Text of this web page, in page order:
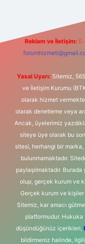
Reklam ve İletişim:
Yasal Uyarı: Sitemiz,
ve İletişim Kurumu
olarak hizmet
olarak denetleme veya
Ancak, üyelerimiz
siteye üye olarak bu
sitesi, herhangi bir marka,
bulunmamaktadır.
paylaşılmaktadır.
olup, gerçek kurum ve
Gerçek kurum ve
Sitemiz, kar amacı
platformudur. Hukuka
düşündüğünüz içerikleri,
bildirmeniz halinde,